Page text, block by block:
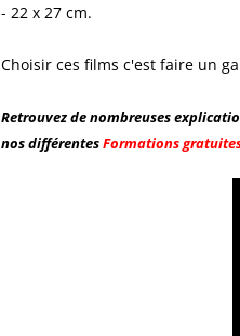
- 22 x 27 cm.
Choisir ces films c'est faire un
Retrouvez de nombreuses
nos différentesFormations
49,00 €